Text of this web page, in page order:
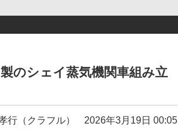
のシェイ蒸気機関車組み立
行（クラフル） 2026年3月19日 00:05